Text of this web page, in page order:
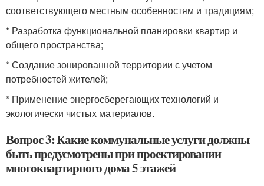
соответствующего местным особенностям и традициям;
* Разработка функциональной планировки квартир и
общего пространства;
* Создание зонированной территории с учетом
потребностей жителей;
* Применение энергосберегающих технологий и
экологически чистых материалов.
Вопрос 3: Какие коммунальные услуги должны
быть предусмотрены при проектировании
многоквартирного дома 5 этажей